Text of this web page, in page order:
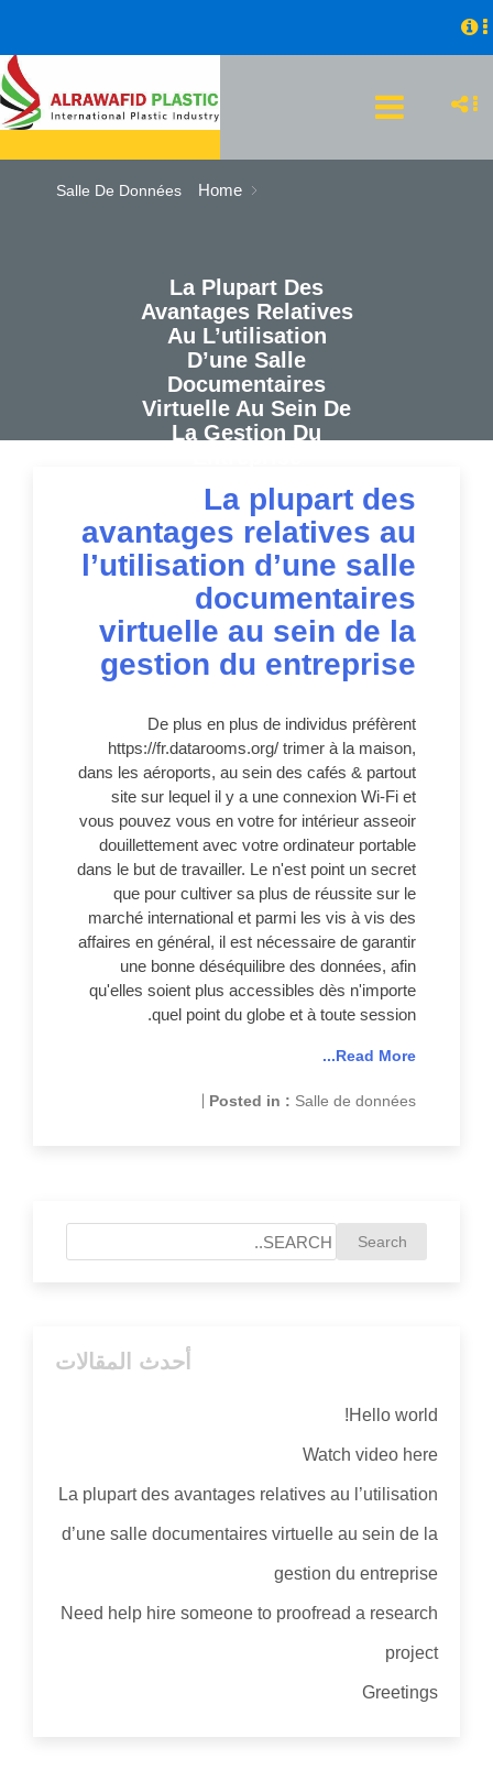
Home
Salle De Données
La Plupart Des
Avantages Relatives
Au L’utilisation
D’une Salle
Documentaires
Virtuelle Au Sein De
La Gestion Du
La plupart des
avantages relatives au
l’utilisation d’une salle
documentaires
virtuelle au sein de la
gestion du entreprise
De plus en plus de individus préfèrent
https://fr.datarooms.org/ trimer à la maison,
dans les aéroports, au sein des cafés & partout
site sur lequel il y a une connexion Wi-Fi et
vous pouvez vous en votre for intérieur asseoir
douillettement avec votre ordinateur portable
dans le but de travailler. Le n'est point un secret
que pour cultiver sa plus de réussite sur le
marché international et parmi les vis à vis des
affaires en général, il est nécessaire de garantir
une bonne déséquilibre des données, afin
qu'elles soient plus accessibles dès n'importe
quel point du globe et à toute session.
Read More...
Posted in : Salle de données
أحدث المقالات
Hello world!
Watch video here
La plupart des avantages relatives au l’utilisation
d’une salle documentaires virtuelle au sein de la
gestion du entreprise
Need help hire someone to proofread a research
project
Greetings